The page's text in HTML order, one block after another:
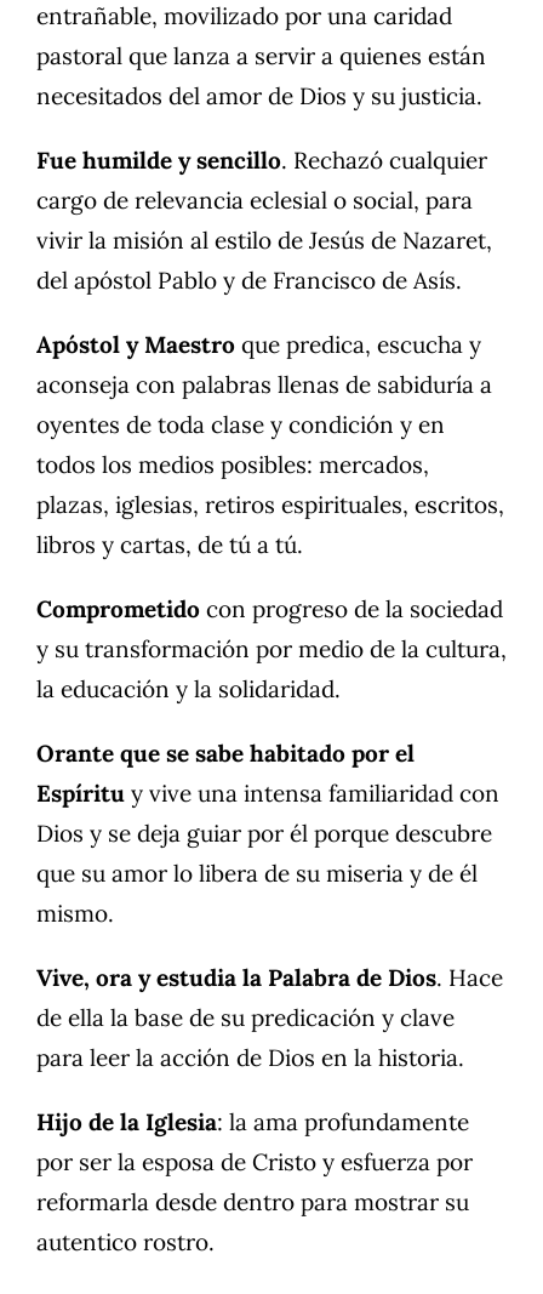
entrañable, movilizado por una caridad
pastoral que lanza a servir a quienes están
necesitados del amor de Dios y su justicia.
Fue humilde y sencillo. Rechazó cualquier
cargo de relevancia eclesial o social, para
vivir la misión al estilo de Jesús de Nazaret,
del apóstol Pablo y de Francisco de Asís.
Apóstol y Maestro que predica, escucha y
aconseja con palabras llenas de sabiduría a
oyentes de toda clase y condición y en
todos los medios posibles: mercados,
plazas, iglesias, retiros espirituales, escritos,
libros y cartas, de tú a tú.
Comprometido con progreso de la sociedad
y su transformación por medio de la cultura,
la educación y la solidaridad.
Orante que se sabe habitado por el
Espíritu y vive una intensa familiaridad con
Dios y se deja guiar por él porque descubre
que su amor lo libera de su miseria y de él
mismo.
Vive, ora y estudia la Palabra de Dios. Hace
de ella la base de su predicación y clave
para leer la acción de Dios en la historia.
Hijo de la Iglesia: la ama profundamente
por ser la esposa de Cristo y esfuerza por
reformarla desde dentro para mostrar su
autentico rostro.